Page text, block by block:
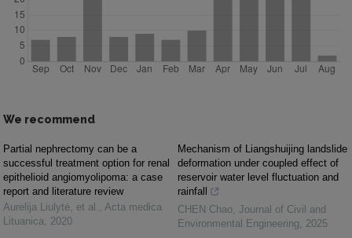
We recommend
Partial nephrectomy can be a
successful treatment option for renal
epithelioid angiomyolipoma: a case
report and literature review
Aurelija Liulytė, et al. , Acta medica
Lituanica, 2020
Mechanism of Liangshuijing landslide
deformation under coupled effect of
reservoir water level fluctuation and
rainfall
CHEN Chao, Journal of Civil and
Environmental Engineering, 2025